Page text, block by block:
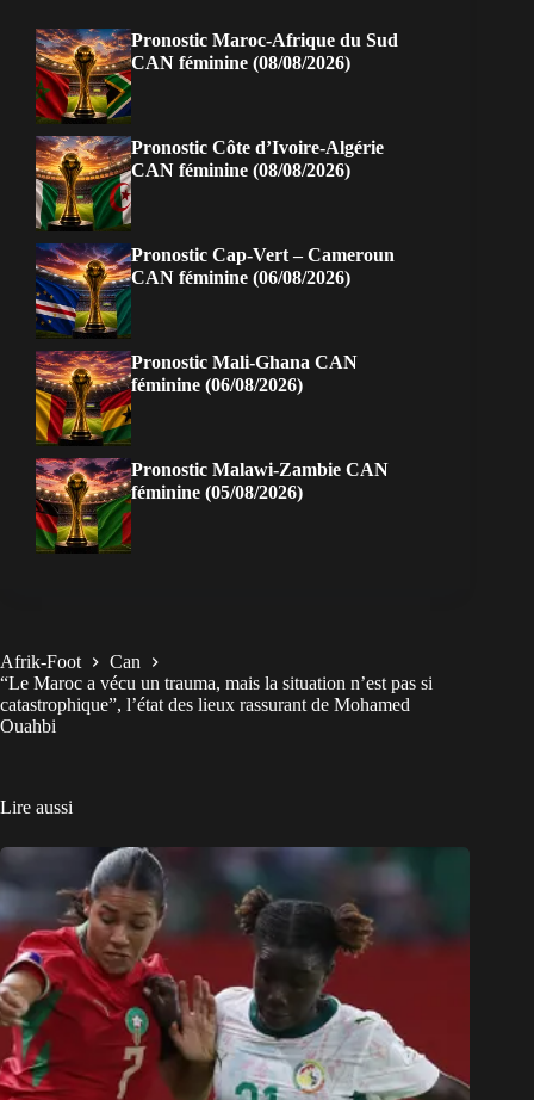
Pronostic Maroc-Afrique du Sud
CAN féminine (08/08/2026)
Pronostic Côte d’Ivoire-Algérie
CAN féminine (08/08/2026)
Pronostic Cap-Vert – Cameroun
CAN féminine (06/08/2026)
Pronostic Mali-Ghana CAN
féminine (06/08/2026)
Pronostic Malawi-Zambie CAN
féminine (05/08/2026)
Afrik-Foot
Can
“Le Maroc a vécu un trauma, mais la situation n’est pas si
catastrophique”, l’état des lieux rassurant de Mohamed
Ouahbi
Lire aussi